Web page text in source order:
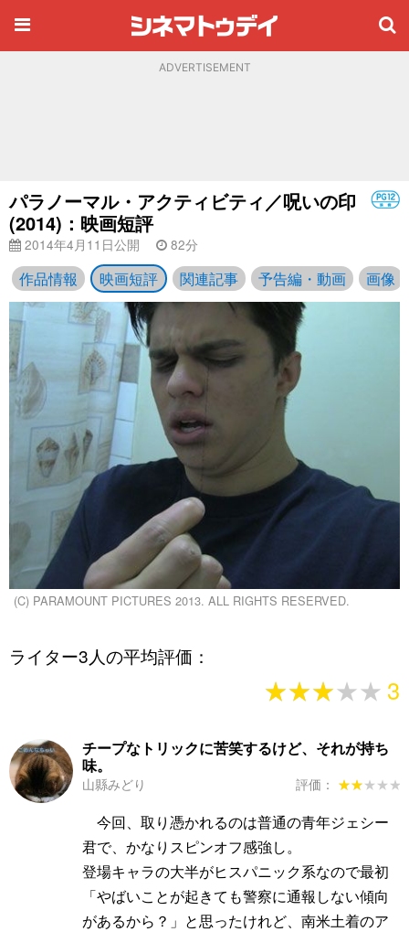
ADVERTISEMENT
パラノーマル・アクティビティ／呪いの印
(2014)：映画短評
2014年4月11日公開 82分
作品情報 映画短評 関連記事 予告編・動画 画像
(C) PARAMOUNT PICTURES 2013. ALL RIGHTS RESERVED.
ライター3人の平均評価：
★★★★★
★★★★★ 3
チープなトリックに苦笑するけど、それが持ち
味。
山縣みどり 評価： ★★★★★
★★★★★
今回、取り憑かれるのは普通の青年ジェシー
君で、かなりスピンオフ感強し。
登場キャラの大半がヒスパニック系なので最初
「やばいことが起きても警察に通報しない傾向
があるから？」と思ったけれど、南米土着のア